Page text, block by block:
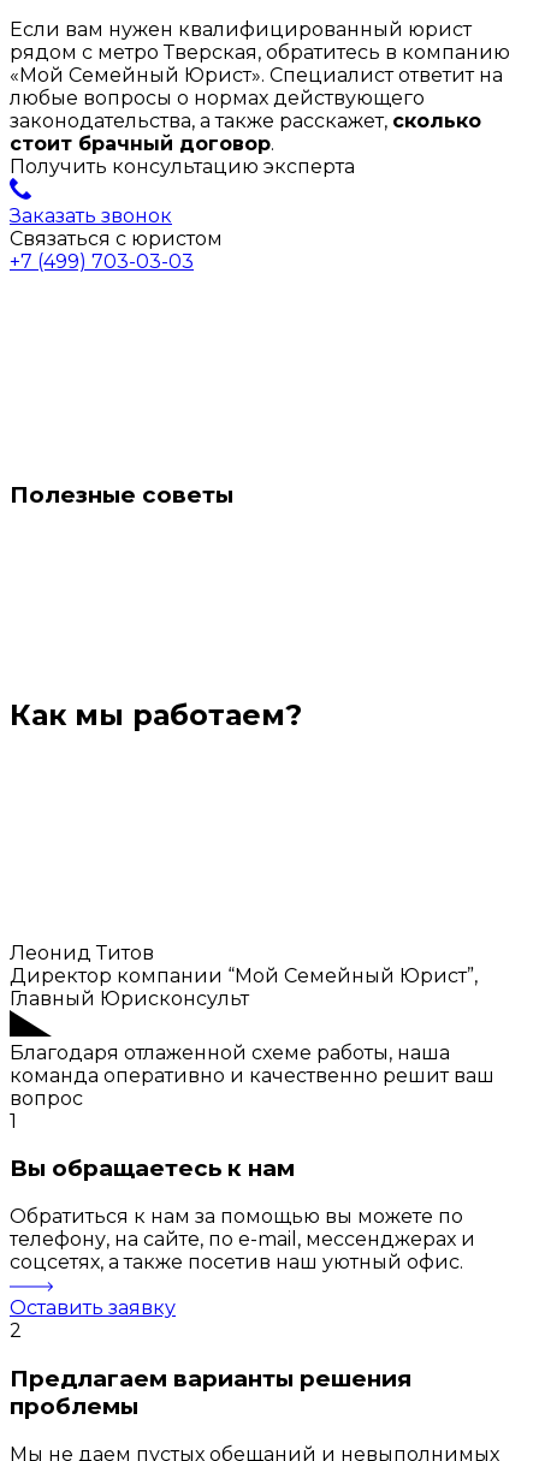
Если вам нужен квалифицированный юрист
рядом с метро Тверская, обратитесь в компанию
«Мой Семейный Юрист». Специалист ответит на
любые вопросы о нормах действующего
законодательства, а также расскажет, сколько
стоит брачный договор.
Получить консультацию эксперта
Заказать звонок
Связаться с юристом
+7 (499) 703-03-03
Полезные советы
Как мы работаем?
Леонид Титов
Директор компании “Мой Семейный Юрист”,
Главный Юрисконсульт
Благодаря отлаженной схеме работы, наша
команда оперативно и качественно решит ваш
вопрос
1
Вы обращаетесь к нам
Обратиться к нам за помощью вы можете по
телефону, на сайте, по e-mail, мессенджерах и
соцсетях, а также посетив наш уютный офис.
Оставить заявку
2
Предлагаем варианты решения
проблемы
Мы не даем пустых обещаний и невыполнимых